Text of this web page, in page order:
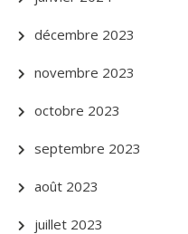
décembre 2023
novembre 2023
octobre 2023
septembre 2023
août 2023
juillet 2023